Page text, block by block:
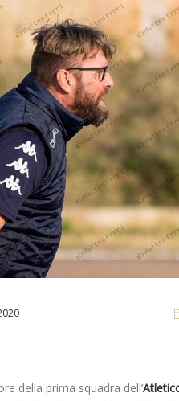
della prima squadra dell’